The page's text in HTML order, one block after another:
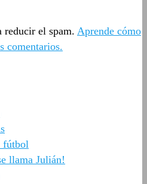
reducir el spam. Aprende cómo
comentarios.
fútbol
llama Julián!